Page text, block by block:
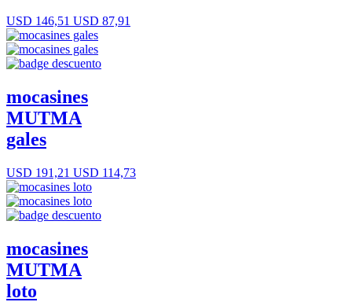
USD 146,51 USD 87,91
mocasines
MUTMA
gales
USD 191,21 USD 114,73
mocasines
MUTMA
loto